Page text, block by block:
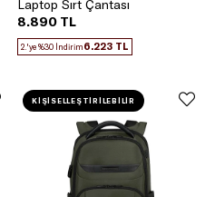
Laptop Sırt Çantası
8.890 TL
2.'ye %30 İndirim6.223 TL
KİŞİSELLEŞTİRİLEBİLİR